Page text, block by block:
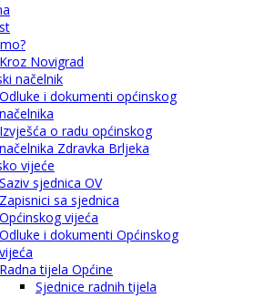
Kroz Novigrad
načelnik
Odluke i dokumenti općinskog
načelnika
Izvješća o radu općinskog
načelnika Zdravka Brljeka
vijeće
Saziv sjednica OV
Zapisnici sa sjednica
Općinskog vijeća
Odluke i dokumenti Općinskog
vijeća
Radna tijela Općine
Sjednice radnih tijela